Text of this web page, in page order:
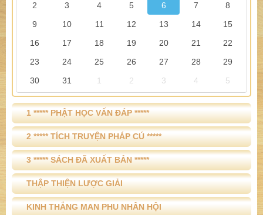
2
3 4 5 6 7
8
9
10 11 12 13 14
15
16
17 18 19 20 21
22
23
24 25 26 27 28
29
30
31 1 2 3 4 5
1 ***** PHẬT HỌC VẤN ĐÁP *****
2 ***** TÍCH TRUYỆN PHÁP CÚ *****
3 ***** SÁCH ĐÃ XUẤT BẢN *****
THẬP THIỆN LƯỢC GIẢI
KINH THẮNG MAN PHU NHÂN HỘI